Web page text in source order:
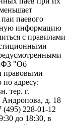
паевого
информацию
с правилами
ФЗ "Об
правовыми
адресу:
тер. г.
д. 18
(495) 228-01-12
до 18:30, в